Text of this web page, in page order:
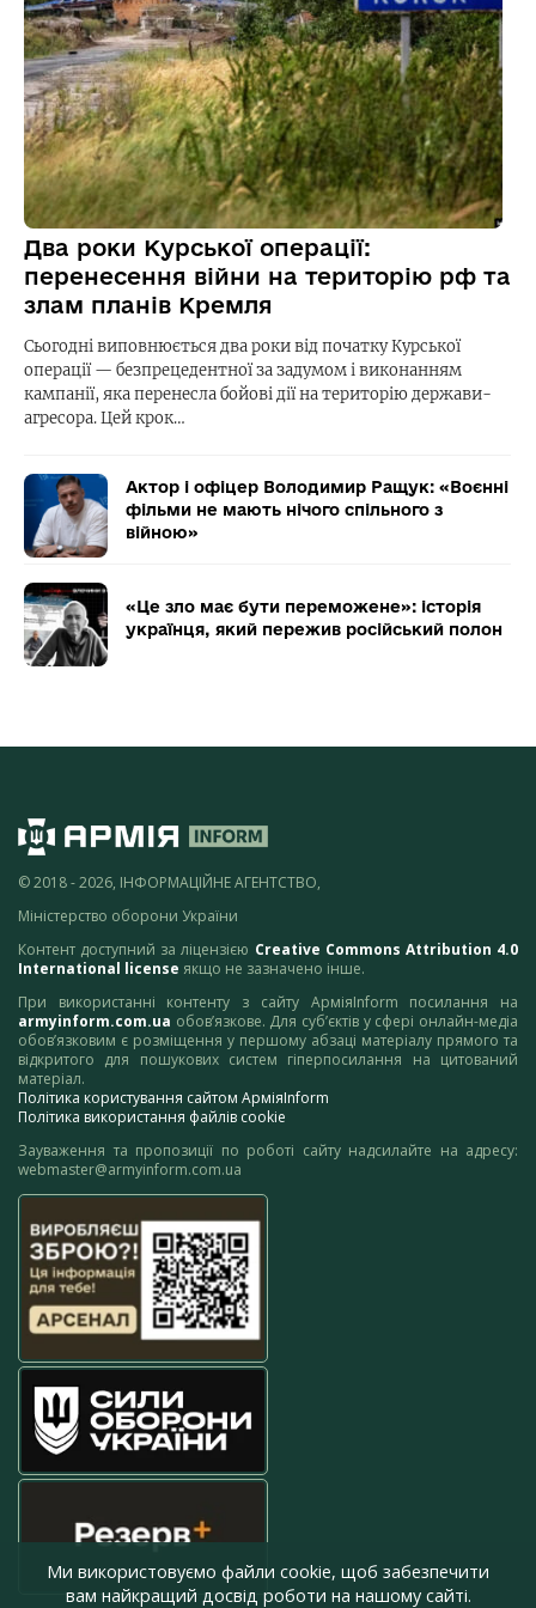
Два роки Курської операції:
перенесення війни на територію рф та
злам планів Кремля
Сьогодні виповнюється два роки від початку Курської
операції — безпрецедентної за задумом і виконанням
кампанії, яка перенесла бойові дії на територію держави-
агресора. Цей крок…
Актор і офіцер Володимир Ращук: «Воєнні
фільми не мають нічого спільного з
війною»
«Це зло має бути переможене»: історія
українця, який пережив російський полон
© 2018 - 2026, ІНФОРМАЦІЙНЕ АГЕНТСТВО,
Міністерство оборони України
Контент доступний за ліцензією Creative Commons Attribution 4.0
International license якщо не зазначено інше.
При використанні контенту з сайту АрміяInform посилання на
armyinform.com.ua обов’язкове. Для суб’єктів у сфері онлайн-медіа
обов’язковим є розміщення у першому абзаці матеріалу прямого та
відкритого для пошукових систем гіперпосилання на цитований
матеріал.
Політика користування сайтом АрміяInform
Політика використання файлів cookie
Зауваження та пропозиції по роботі сайту надсилайте на адресу:
webmaster@armyinform.com.ua
Ми використовуємо файли cookie, щоб забезпечити
вам найкращий досвід роботи на нашому сайті.